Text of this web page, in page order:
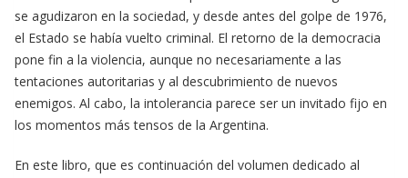
se agudizaron en la sociedad, y desde antes del golpe de 1976,
el Estado se había vuelto criminal. El retorno de la democracia
pone fin a la violencia, aunque no necesariamente a las
tentaciones autoritarias y al descubrimiento de nuevos
enemigos. Al cabo, la intolerancia parece ser un invitado fijo en
los momentos más tensos de la Argentina.
En este libro, que es continuación del volumen dedicado al